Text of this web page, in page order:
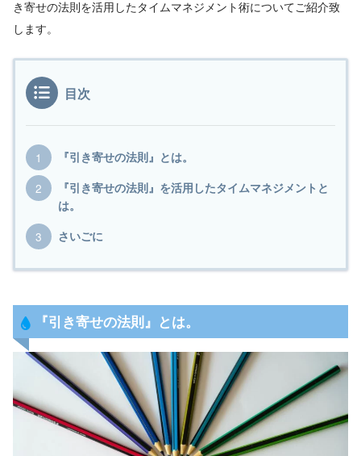
き寄せの法則を活用したタイムマネジメント術についてご紹介致
します。
目次
『引き寄せの法則』とは。
『引き寄せの法則』を活用したタイムマネジメントと
は。
さいごに
『引き寄せの法則 』とは。